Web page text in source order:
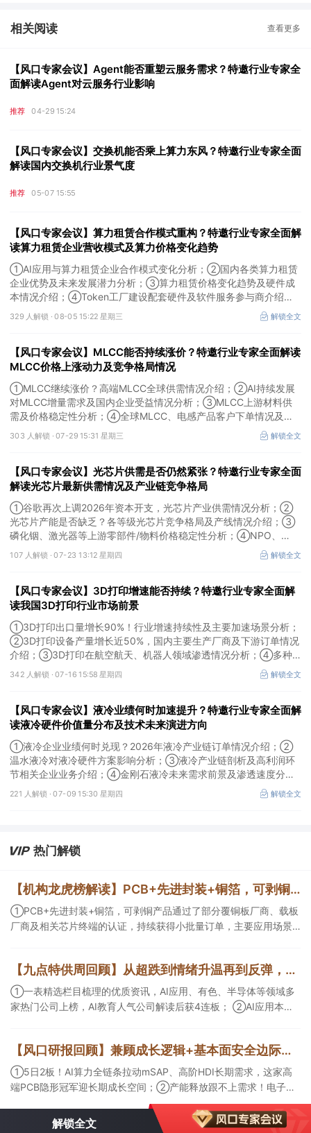
相关阅读 查看更多
【风口专家会议】Agent能否重塑云服务需求？特邀行业专家全
面解读Agent对云服务行业影响
推荐 04-29 15:24
【风口专家会议】交换机能否乘上算力东风？特邀行业专家全面
解读国内交换机行业景气度
推荐 05-07 15:55
【风口专家会议】算力租赁合作模式重构？特邀行业专家全面解
读算力租赁企业营收模式及算力价格变化趋势
①AI应用与算力租赁企业合作模式变化分析；②国内各类算力租赁
企业优势及未来发展潜力分析；③算力租赁价格变化趋势及硬件成
本情况介绍；④Token工厂建设配套硬件及软件服务参与商介绍。
本场风口专家会议将于8月5日（周三）19:00举行，特邀行业专家全
面解读算力租赁企业营收模式及算力价格变化趋势。
329 人解锁 ·08-05 15:22 星期三 解锁全文
【风口专家会议】MLCC能否持续涨价？特邀行业专家全面解读
MLCC价格上涨动力及竞争格局情况
①MLCC继续涨价？高端MLCC全球供需情况介绍；②AI持续发展
对MLCC增量需求及国内企业受益情况分析；③MLCC上游材料供
需及价格稳定性分析；④全球MLCC、电感产品客户下单情况及未
来扩产难度解析。本场风口专家会议将于7月29日（周三）20:30举
行，特邀行业专家全面解读MLCC价格上涨动力及竞争格局情况。
303 人解锁 ·07-29 15:31 星期三 解锁全文
【风口专家会议】光芯片供需是否仍然紧张？特邀行业专家全面
解读光芯片最新供需情况及产业链竞争格局
①谷歌再次上调2026年资本开支，光芯片产业供需情况分析；②
光芯片产能是否缺乏？各等级光芯片竞争格局及产线情况介绍；③
磷化铟、激光器等上游零部件/物料价格稳定性分析；④NPO、
3.2T光模块研发进展介绍。本场风口专家会议将于7月23日（周四）
16:30举行，特邀行业专家全面解读光芯片最新供需情况及产业链竞
107 人解锁 ·07-23 13:12 星期四 解锁全文
【风口专家会议】3D打印增速能否持续？特邀行业专家全面解
读我国3D打印行业市场前景
①3D打印出口量增长90%！行业增速持续性及主要加速场景分析；
②3D打印设备产量增长近50%，国内主要生产厂商及下游订单情况
介绍；③3D打印在航空航天、机器人领域渗透情况分析；④多种
技术路线及所需产业链供需情况剖析。本场风口专家会议将于7月16
日（周四）20:00举行，特邀行业专家全面解读我国3D打印行业市
342 人解锁 ·07-16 15:58 星期四 解锁全文
【风口专家会议】液冷业绩何时加速提升？特邀行业专家全面解
读液冷硬件价值量分布及技术未来演进方向
①液冷企业业绩何时兑现？2026年液冷产业链订单情况介绍；②
温水液冷对液冷硬件方案影响分析；③液冷产业链剖析及高利润环
节相关企业业务介绍；④金刚石液冷未来需求前景及渗透速度分
析。本场风口专家会议将于7月9日（周四）19:30举行，特邀行业专
家全面解读液冷硬件价值量分布及技术未来演进方向。
221 人解锁 ·07-09 15:30 星期四 解锁全文
热门解锁
【机构龙虎榜解读】PCB+先进封装+铜箔，可剥铜产品通过了部分覆铜板厂商、载板厂商及相关芯片终端的认证，持续获得小批量订单，主要应用场景包括芯片封装光模块用PCB，机构大额净买入这家公司
①PCB+先进封装+铜箔，可剥铜产品通过了部分覆铜板厂商、载板
厂商及相关芯片终端的认证，持续获得小批量订单，主要应用场景
等方面具有丰富经验，具备承接细胞与基因治疗产品商业化受托生
产的合规资质，这家公司获净买入。
【九点特供周回顾】从超跌到情绪升温再到反弹，栏目梳理AI应用题材逻辑，AI教育人气公司解读后获4连板
①一表精选栏目梳理的优质资讯，AI应用、有色、半导体等领域多
家热门公司上榜，AI教育人气公司解读后获4连板； ②AI应用本周
角前瞻产业供需情况，提及2家核心公司双双涨停。
【风口研报回顾】兼顾成长逻辑+基本面安全边际！王牌自营前瞻覆盖“pcb+MLCC+电子布”，梳理AI产业链优质标的“深坑起跳”
①5日2板！AI算力全链条拉动mSAP、高阶HDI长期需求，这家高
端PCB隐形冠军迎长期成长空间；②产能释放跟不上需求！电子布
未来3年缺口难消，深坑之际再梳理行业逻辑，人气龙头涨超3成；
③AI服务器、机器人带动MLCC景气周期持续！这家公司扩产、涨
解锁全文